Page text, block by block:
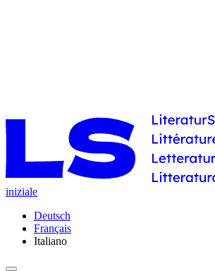
iniziale
Deutsch
Français
Italiano